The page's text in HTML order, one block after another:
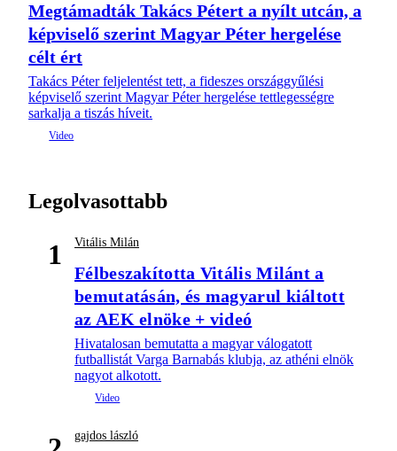
Megtámadták Takács Pétert a nyílt utcán, a
képviselő szerint Magyar Péter hergelése
célt ért
Takács Péter feljelentést tett, a fideszes országgyűlési
képviselő szerint Magyar Péter hergelése tettlegességre
sarkalja a tiszás híveit.
Legolvasottabb
1 Vitális Milán
Félbeszakította Vitális Milánt a
bemutatásán, és magyarul kiáltott
az AEK elnöke + videó
Hivatalosan bemutatta a magyar válogatott
futballistát Varga Barnabás klubja, az athéni elnök
nagyot alkotott.
gajdos lászló